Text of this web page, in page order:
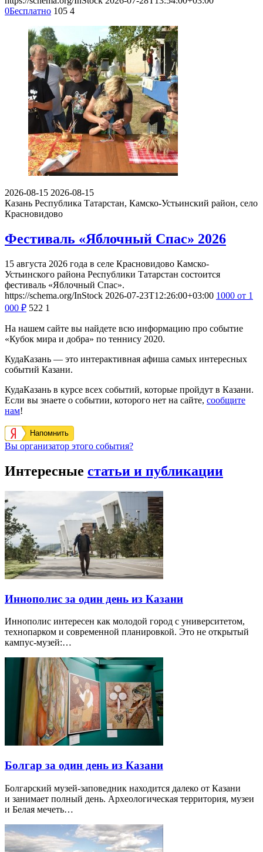
0Бесплатно 105 4
2026-08-15 2026-08-15
Казань Республика Татарстан, Камско-Устьинский район, село
Красновидово
Фестиваль «Яблочный Спас» 2026
15 августа 2026 года в селе Красновидово Камско-
Устьинского района Республики Татарстан состоится
фестиваль «Яблочный Спас».
https://schema.org/InStock 2026-07-23T12:26:00+03:00 1000 от 1
000 ₽ 522 1
На нашем сайте вы найдете всю информацию про событие
«Кубок мира и добра» по теннису 2020.
КудаКазань — это интерактивная афиша самых интересных
событий Казани.
КудаКазань в курсе всех событий, которые пройдут в Казани.
Если вы знаете о событии, которого нет на сайте, сообщите
нам!
Напомнить
Вы организатор этого события?
Интересные статьи и публикации
Иннополис за один день из Казани
Иннополис интересен как молодой город с университетом,
технопарком и современной планировкой. Это не открытый
кампус-музей:…
Болгар за один день из Казани
Болгарский музей-заповедник находится далеко от Казани
и занимает полный день. Археологическая территория, музеи
и Белая мечеть…